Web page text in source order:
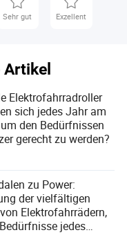
Verbesserungen
von IoT-
in der
Produktgarantien
Mit einem reichen
hat sich
bei der
Sehr gut Exzellent
Elektrofahrradroller
sich jedes Jahr am
den Bedürfnissen
gerecht zu werden?
zu Power:
der vielfältigen
Elektrofahrrädern,
jedes